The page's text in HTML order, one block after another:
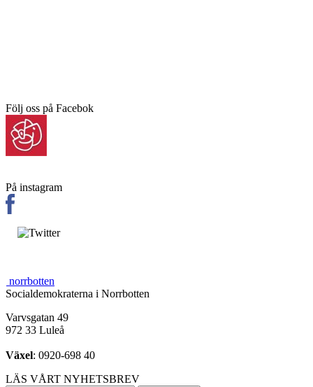
Följ oss på Facebok
På instagram
norrbotten
Socialdemokraterna i Norrbotten
Varvsgatan 49
972 33 Luleå
Växel: 0920-698 40
LÄS VÅRT NYHETSBREV